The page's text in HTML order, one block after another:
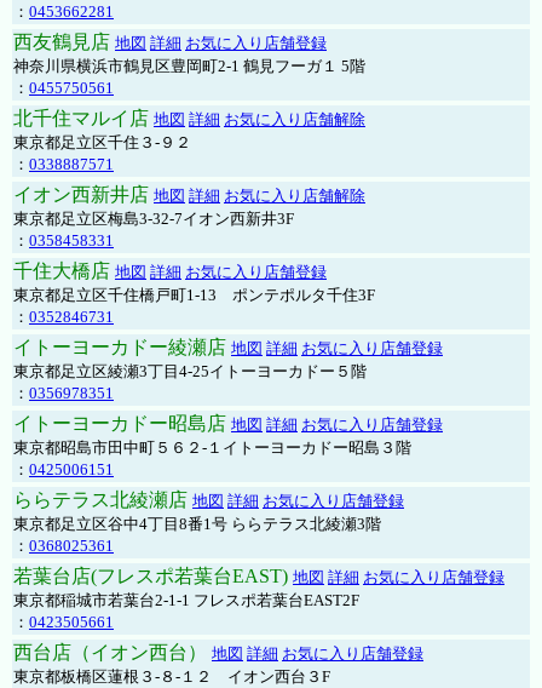
： 0453662281
西友鶴見店 地図 詳細 お気に入り店舗登録
神奈川県横浜市鶴見区豊岡町2-1 鶴見フーガ１ 5階
： 0455750561
北千住マルイ店 地図 詳細 お気に入り店舗解除
東京都足立区千住３-９２
： 0338887571
イオン西新井店 地図 詳細 お気に入り店舗解除
東京都足立区梅島3-32-7イオン西新井3F
： 0358458331
千住大橋店 地図 詳細 お気に入り店舗登録
東京都足立区千住橋戸町1-13 ポンテポルタ千住3F
： 0352846731
イトーヨーカドー綾瀬店 地図 詳細 お気に入り店舗登録
東京都足立区綾瀬3丁目4-25イトーヨーカドー５階
： 0356978351
イトーヨーカドー昭島店 地図 詳細 お気に入り店舗登録
東京都昭島市田中町５６２-１イトーヨーカドー昭島３階
： 0425006151
ららテラス北綾瀬店 地図 詳細 お気に入り店舗登録
東京都足立区谷中4丁目8番1号 ららテラス北綾瀬3階
： 0368025361
若葉台店(フレスポ若葉台EAST) 地図 詳細 お気に入り店舗登録
東京都稲城市若葉台2-1-1 フレスポ若葉台EAST2F
： 0423505661
西台店（イオン西台） 地図 詳細 お気に入り店舗登録
東京都板橋区蓮根３-８-１２ イオン西台３F